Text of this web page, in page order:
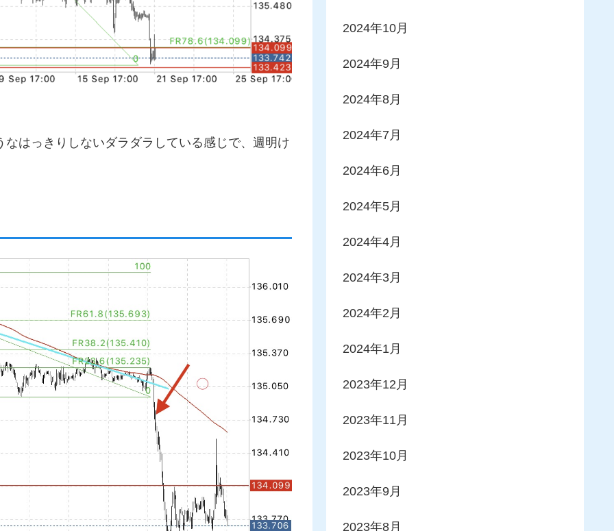
はっきりしないダラダラしている感じで、週明け
2024年10月
2024年9月
2024年8月
2024年7月
2024年6月
2024年5月
2024年4月
2024年3月
2024年2月
2024年1月
2023年12月
2023年11月
2023年10月
2023年9月
2023年8月